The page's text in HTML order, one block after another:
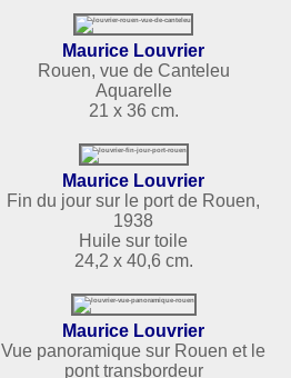
Maurice Louvrier
Rouen, vue de Canteleu
Aquarelle
21 x 36 cm.
Maurice Louvrier
Fin du jour sur le port de Rouen,
1938
Huile sur toile
24,2 x 40,6 cm.
Maurice Louvrier
Vue panoramique sur Rouen et le
pont transbordeur